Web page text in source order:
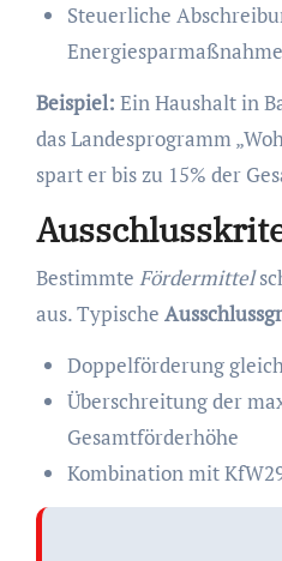
Steuerliche
Beispiel: Ein Haushalt in
das Landesprogramm
spart er bis zu 15% der
Bestimmte Fördermittel
aus. Typische
Doppelförderung
Überschreitung der
Gesamtförderhöhe
Kombination mit